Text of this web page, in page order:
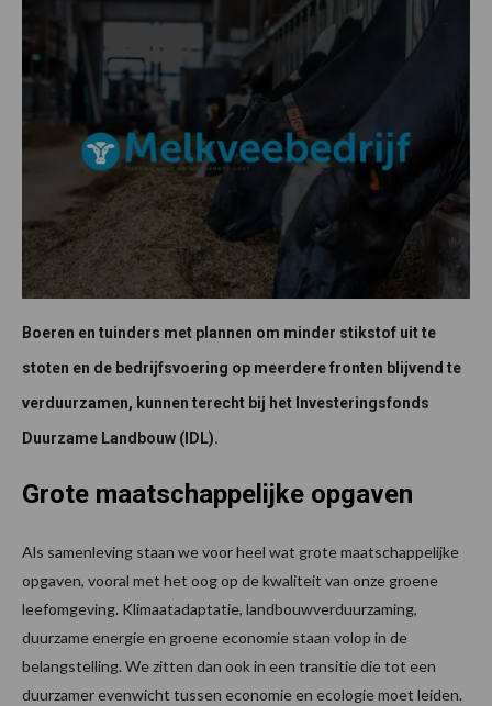
Boeren en tuinders met plannen om minder stikstof uit te
stoten en de bedrijfsvoering op meerdere fronten blijvend te
verduurzamen, kunnen terecht bij het Investeringsfonds
Duurzame Landbouw (IDL).
Grote maatschappelijke opgaven
Als samenleving staan we voor heel wat grote maatschappelijke
opgaven, vooral met het oog op de kwaliteit van onze groene
leefomgeving. Klimaatadaptatie, landbouwverduurzaming,
duurzame energie en groene economie staan volop in de
belangstelling. We zitten dan ook in een transitie die tot een
duurzamer evenwicht tussen economie en ecologie moet leiden.